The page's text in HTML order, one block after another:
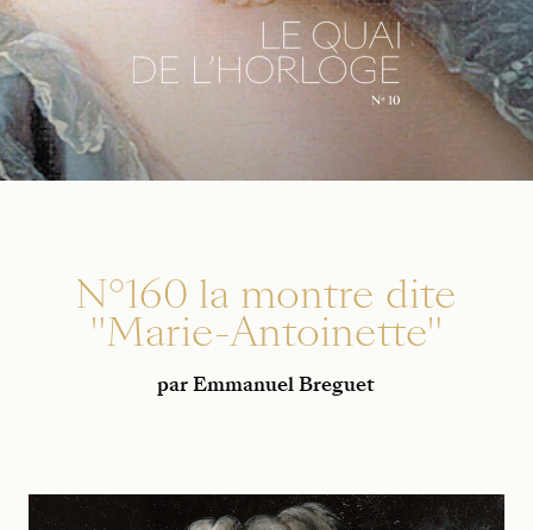
N°160 la montre dite
"Marie-Antoinette"
par Emmanuel Breguet